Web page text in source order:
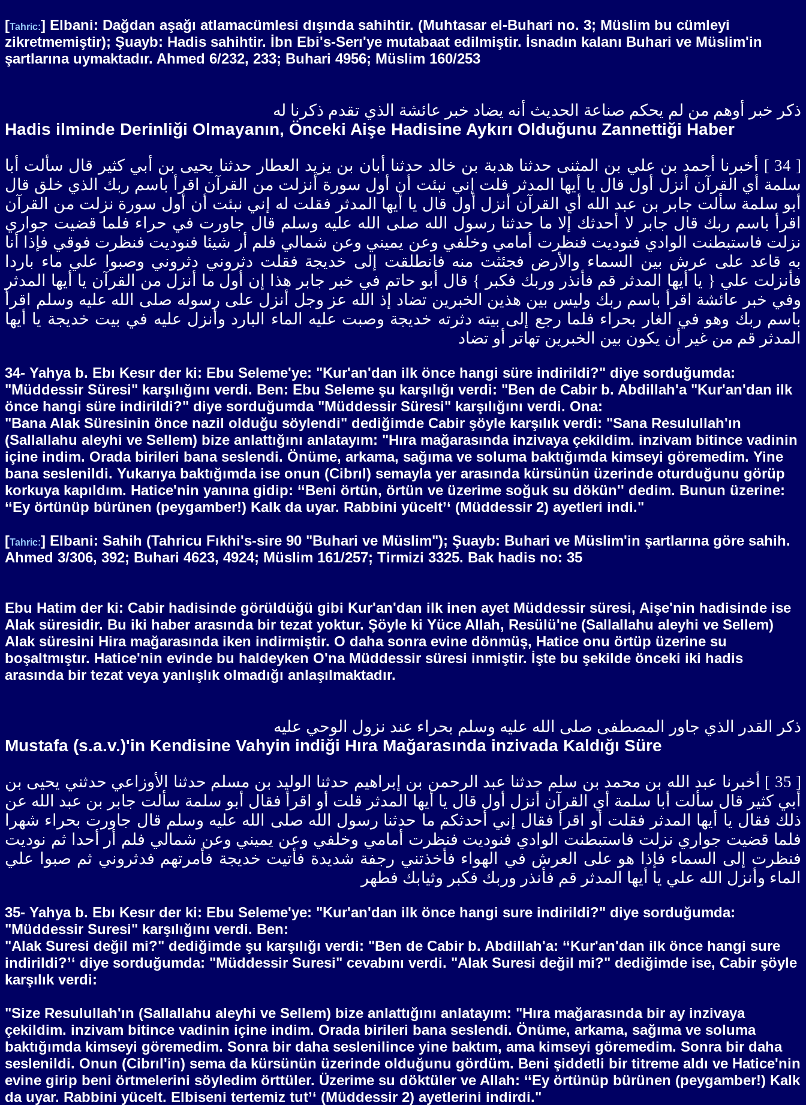
[Tahric:] Elbani: Dağdan aşağı atlamacümlesi dışında sahihtir. (Muhtasar el-Buhari no. 3; Müslim bu cümleyi
zikretmemiştir); Şuayb: Hadis sahihtir. İbn Ebi's-Serı'ye mutabaat edilmiştir. İsnadın kalanı Buhari ve Müslim'in
şartlarına uymaktadır. Ahmed 6/232, 233; Buhari 4956; Müslim 160/253
ذكر خبر أوهم من لم يحكم صناعة الحديث أنه يضاد خبر عائشة الذي تقدم ذكرنا له
Hadis ilminde Derinliği Olmayanın, Önceki Aişe Hadisine Aykırı Olduğunu Zannettiği Haber
[ 34 ] أخبرنا أحمد بن علي بن المثنى حدثنا هدبة بن خالد حدثنا أبان بن يزيد العطار حدثنا يحيى بن أبي كثير قال سألت أبا
سلمة أي القرآن أنزل أول قال يا أيها المدثر قلت إني نبئت أن أول سورة أنزلت من القرآن اقرأ باسم ربك الذي خلق قال
أبو سلمة سألت جابر بن عبد الله أي القرآن أنزل أول قال يا أيها المدثر فقلت له إني نبئت أن أول سورة نزلت من القرآن
اقرأ باسم ربك قال جابر لا أحدثك إلا ما حدثنا رسول الله صلى الله عليه وسلم قال جاورت في حراء فلما قضيت جواري
نزلت فاستبطنت الوادي فنوديت فنظرت أمامي وخلفي وعن يميني وعن شمالي فلم أر شيئا فنوديت فنظرت فوقي فإذا أنا
به قاعد على عرش بين السماء والأرض فجئثت منه فانطلقت إلى خديجة فقلت دثروني دثروني وصبوا علي ماء باردا
فأنزلت علي { يا أيها المدثر قم فأنذر وربك فكبر } قال أبو حاتم في خبر جابر هذا إن أول ما أنزل من القرآن يا أيها المدثر
وفي خبر عائشة اقرأ باسم ربك وليس بين هذين الخبرين تضاد إذ الله عز وجل أنزل على رسوله صلى الله عليه وسلم اقرأ
باسم ربك وهو في الغار بحراء فلما رجع إلى بيته دثرته خديجة وصبت عليه الماء البارد وأنزل عليه في بيت خديجة يا أيها
المدثر قم من غير أن يكون بين الخبرين تهاتر أو تضاد
34- Yahya b. Ebı Kesır der ki: Ebu Seleme'ye: "Kur'an'dan ilk önce hangi süre indirildi?" diye sorduğumda:
"Müddessir Süresi" karşılığını verdi. Ben: Ebu Seleme şu karşılığı verdi: "Ben de Cabir b. Abdillah'a "Kur'an'dan ilk
önce hangi süre indirildi?" diye sorduğumda "Müddessir Süresi" karşılığını verdi. Ona:
"Bana Alak Süresinin önce nazil olduğu söylendi" dediğimde Cabir şöyle karşılık verdi: "Sana Resulullah'ın
(Sallallahu aleyhi ve Sellem) bize anlattığını anlatayım: "Hıra mağarasında inzivaya çekildim. inzivam bitince vadinin
içine indim. Orada birileri bana seslendi. Önüme, arkama, sağıma ve soluma baktığımda kimseyi göremedim. Yine
bana seslenildi. Yukarıya baktığımda ise onun (Cibrıl) semayla yer arasında kürsünün üzerinde oturduğunu görüp
korkuya kapıldım. Hatice'nin yanına gidip: ‘‘Beni örtün, örtün ve üzerime soğuk su dökün'' dedim. Bunun üzerine:
‘‘Ey örtünüp bürünen (peygamber!) Kalk da uyar. Rabbini yücelt’‘ (Müddessir 2) ayetleri indi."
[Tahric:] Elbani: Sahih (Tahricu Fıkhi's-sire 90 "Buhari ve Müslim"); Şuayb: Buhari ve Müslim'in şartlarına göre sahih.
Ahmed 3/306, 392; Buhari 4623, 4924; Müslim 161/257; Tirmizi 3325. Bak hadis no: 35
Ebu Hatim der ki: Cabir hadisinde görüldüğü gibi Kur'an'dan ilk inen ayet Müddessir süresi, Aişe'nin hadisinde ise
Alak süresidir. Bu iki haber arasında bir tezat yoktur. Şöyle ki Yüce Allah, Resülü'ne (Sallallahu aleyhi ve Sellem)
Alak süresini Hira mağarasında iken indirmiştir. O daha sonra evine dönmüş, Hatice onu örtüp üzerine su
boşaltmıştır. Hatice'nin evinde bu haldeyken O'na Müddessir süresi inmiştir. İşte bu şekilde önceki iki hadis
arasında bir tezat veya yanlışlık olmadığı anlaşılmaktadır.
ذكر القدر الذي جاور المصطفى صلى الله عليه وسلم بحراء عند نزول الوحي عليه
Mustafa (s.a.v.)'in Kendisine Vahyin indiği Hıra Mağarasında inzivada Kaldığı Süre
[ 35 ] أخبرنا عبد الله بن محمد بن سلم حدثنا عبد الرحمن بن إبراهيم حدثنا الوليد بن مسلم حدثنا الأوزاعي حدثني يحيى بن
أبي كثير قال سألت أبا سلمة أي القرآن أنزل أول قال يا أيها المدثر قلت أو اقرأ فقال أبو سلمة سألت جابر بن عبد الله عن
ذلك فقال يا أيها المدثر فقلت أو اقرأ فقال إني أحدثكم ما حدثنا رسول الله صلى الله عليه وسلم قال جاورت بحراء شهرا
فلما قضيت جواري نزلت فاستبطنت الوادي فنوديت فنظرت أمامي وخلفي وعن يميني وعن شمالي فلم أر أحدا ثم نوديت
فنظرت إلى السماء فإذا هو على العرش في الهواء فأخذتني رجفة شديدة فأتيت خديجة فأمرتهم فدثروني ثم صبوا علي
الماء وأنزل الله علي يا أيها المدثر قم فأنذر وربك فكبر وثيابك فطهر
35- Yahya b. Ebı Kesır der ki: Ebu Seleme'ye: "Kur'an'dan ilk önce hangi sure indirildi?" diye sorduğumda:
"Müddessir Suresi" karşılığını verdi. Ben:
"Alak Suresi değil mi?" dediğimde şu karşılığı verdi: "Ben de Cabir b. Abdillah'a: ‘‘Kur'an'dan ilk önce hangi sure
indirildi?’‘ diye sorduğumda: "Müddessir Suresi" cevabını verdi. "Alak Suresi değil mi?" dediğimde ise, Cabir şöyle
karşılık verdi:
"Size Resulullah'ın (Sallallahu aleyhi ve Sellem) bize anlattığını anlatayım: "Hıra mağarasında bir ay inzivaya
çekildim. inzivam bitince vadinin içine indim. Orada birileri bana seslendi. Önüme, arkama, sağıma ve soluma
baktığımda kimseyi göremedim. Sonra bir daha seslenilince yine baktım, ama kimseyi göremedim. Sonra bir daha
seslenildi. Onun (Cibrıl'in) sema da kürsünün üzerinde olduğunu gördüm. Beni şiddetli bir titreme aldı ve Hatice'nin
evine girip beni örtmelerini söyledim örttüler. Üzerime su döktüler ve Allah: ‘‘Ey örtünüp bürünen (peygamber!) Kalk
da uyar. Rabbini yücelt. Elbiseni tertemiz tut’‘ (Müddessir 2) ayetlerini indirdi."